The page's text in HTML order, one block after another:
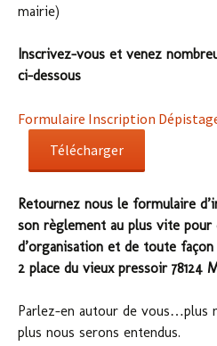
mairie)
Inscrivez-vous et venez
ci-dessous
Formulaire Inscription
Télécharger
Retournez nous le formulaire
son règlement au plus vite pour
d’organisation et de toute
2 place du vieux pressoir 78124
Parlez-en autour de vous…plus
plus nous serons entendus.